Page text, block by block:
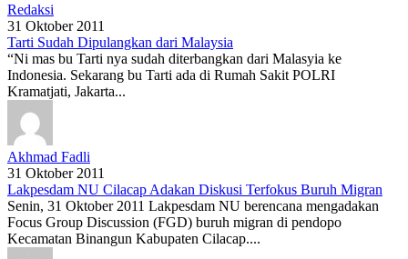
Redaksi
31 Oktober 2011
Tarti Sudah Dipulangkan dari Malaysia
“Ni mas bu Tarti nya sudah diterbangkan dari Malasyia ke
Indonesia. Sekarang bu Tarti ada di Rumah Sakit POLRI
Kramatjati, Jakarta...
Akhmad Fadli
31 Oktober 2011
Lakpesdam NU Cilacap Adakan Diskusi Terfokus Buruh Migran
Senin, 31 Oktober 2011 Lakpesdam NU berencana mengadakan
Focus Group Discussion (FGD) buruh migran di pendopo
Kecamatan Binangun Kabupaten Cilacap....